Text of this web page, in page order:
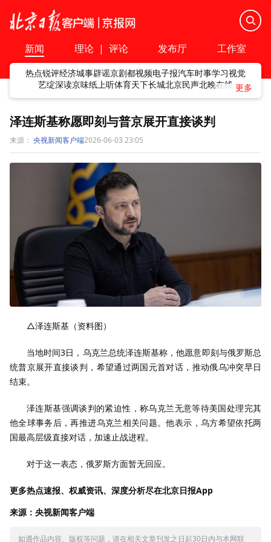
新闻 理论 | 评论 发布厅 工作室
热点锐评经济城事辟谣京剧都视频电子报汽车时事学习视觉
艺绽深读京味纸上听体育天下长城北京民声北晚在线
泽连斯基称愿即刻与普京展开直接谈判
来源： 央视新闻客户端2026-06-03 23:05
△泽连斯基（资料图）
当地时间3日，乌克兰总统泽连斯基称，他愿意即刻与俄罗斯总
统普京展开直接谈判，希望通过两国元首对话，推动俄乌冲突早日
结束。
泽连斯基强调谈判的紧迫性，称乌克兰无意等待美国处理完其
他全球事务后，再推进乌克兰相关问题。他表示，乌方希望依托两
国最高层级直接对话，加速止战进程。
对于这一表态，俄罗斯方面暂无回应。
更多热点速报、权威资讯、深度分析尽在北京日报App
来源：央视新闻客户端
如遇作品内容、版权等问题，请在相关文章刊发之日起30日内与本网联